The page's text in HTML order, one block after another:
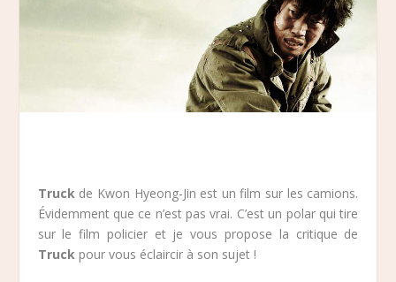
Truckde Kwon Hyeong-Jin est un film sur les camions.
Évidemment que ce n’est pas vrai. C’est un polar qui tire
sur le film policier et je vous propose la critique de
Truckpour vous éclaircir à son sujet !